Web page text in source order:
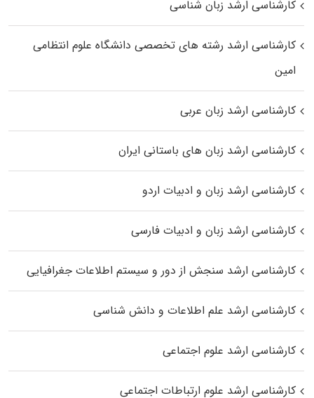
کارشناسی ارشد زبان شناسی
کارشناسی ارشد رﺷﺘﻪ ﻫﺎی تخصصی داﻧﺸﮕﺎه ﻋﻠﻮم انتظامی
اﻣﻴﻦ
کارشناسی ارشد زبان عربی
کارشناسی ارشد زبان‌ های باستانی ایران
کارشناسی ارشد زبان و ادبیات اردو
کارشناسی ارشد زبان و ادبیات فارسی
کارشناسی ارشد سنجش از دور و سیستم اطلاعات جغرافیایی
کارشناسی ارشد علم اطلاعات و دانش شناسی
کارشناسی ارشد علوم اجتماعی
کارشناسی ارشد علوم ارتباطات اجتماعی